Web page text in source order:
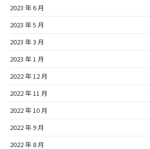
2023 年 6 月
2023 年 5 月
2023 年 3 月
2023 年 1 月
2022 年 12 月
2022 年 11 月
2022 年 10 月
2022 年 9 月
2022 年 8 月